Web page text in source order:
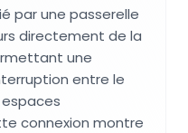
par une passerelle
directement de la
une
entre le
connexion montre